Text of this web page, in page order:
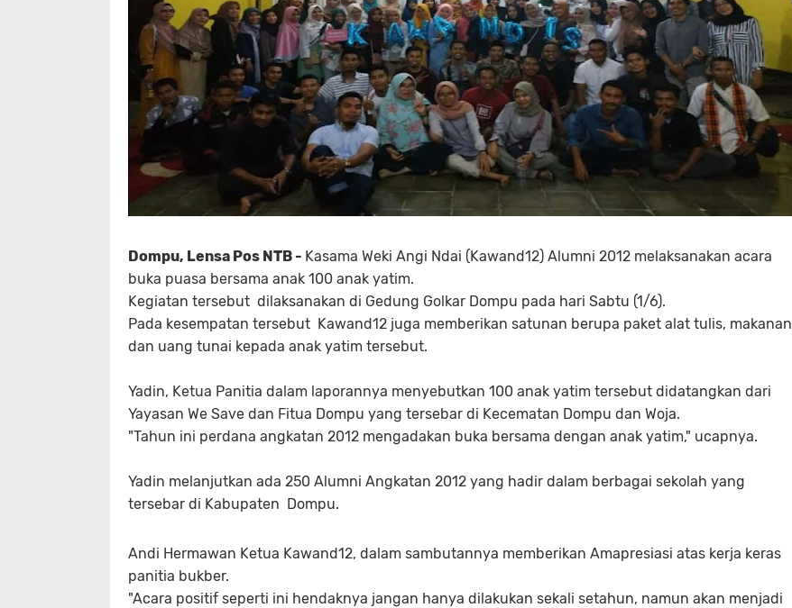
Dompu, Lensa Pos NTB - Kasama Weki Angi Ndai (Kawand12) Alumni 2012 melaksanakan acara
buka puasa bersama anak 100 anak yatim.
Kegiatan tersebut dilaksanakan di Gedung Golkar Dompu pada hari Sabtu (1/6).
Pada kesempatan tersebut Kawand12 juga memberikan satunan berupa paket alat tulis, makanan
dan uang tunai kepada anak yatim tersebut.
Yadin, Ketua Panitia dalam laporannya menyebutkan 100 anak yatim tersebut didatangkan dari
Yayasan We Save dan Fitua Dompu yang tersebar di Kecematan Dompu dan Woja.
"Tahun ini perdana angkatan 2012 mengadakan buka bersama dengan anak yatim," ucapnya.
Yadin melanjutkan ada 250 Alumni Angkatan 2012 yang hadir dalam berbagai sekolah yang
tersebar di Kabupaten Dompu.
Andi Hermawan Ketua Kawand12, dalam sambutannya memberikan Amapresiasi atas kerja keras
panitia bukber.
"Acara positif seperti ini hendaknya jangan hanya dilakukan sekali setahun, namun akan menjadi